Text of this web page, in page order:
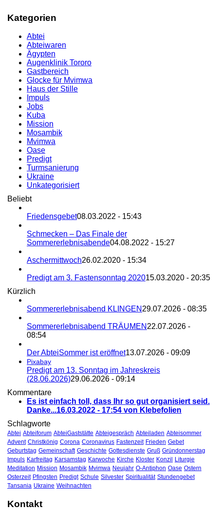
Kategorien
Abtei
Abteiwaren
Ägypten
Augenklinik Tororo
Gastbereich
Glocke für Mvimwa
Haus der Stille
Impuls
Jobs
Kuba
Mission
Mosambik
Mvimwa
Oase
Predigt
Turmsanierung
Ukraine
Unkategorisiert
Beliebt
Friedensgebet08.03.2022 - 15:43
Schmecken – Das Finale der
Sommererlebnisabende04.08.2022 - 15:27
Aschermittwoch26.02.2020 - 15:34
Predigt am 3. Fastensonntag 202015.03.2020 - 20:35
Kürzlich
Sommererlebnisabend KLINGEN 29.07.2026 - 08:35
Sommererlebnisabend TRÄUMEN 22.07.2026 -
08:54
Der AbteiSommer ist eröffnet13.07.2026 - 09:09
Pixabay
Predigt am 13. Sonntag im Jahreskreis
(28.06.2026)29.06.2026 - 09:14
Kommentare
Es ist einfach toll, dass Ihr so gut organisiert seid.
Danke...16.03.2022 - 17:54 von Klebefolien
Schlagworte
Abtei Abteiforum AbteiGaststätte Abteigespräch Abteiladen Abteisommer
Advent Christkönig Corona Coronavirus Fastenzeit Frieden Gebet
Geburtstag Gemeinschaft Geschichte Gottesdienste Gruß Gründonnerstag
Impuls Karfreitag Karsamstag Karwoche Kirche Kloster Konzil
Liturgie
Meditation Mission Mosambik Mvimwa Neujahr O-Antiphon Oase Ostern
Osterzeit Pfingsten Predigt Schule Silvester Spiritualität Stundengebet
Tansania Ukraine Weihnachten
Kontakt